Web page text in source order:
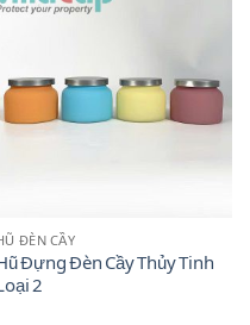
ĐÈN CẦY
Đựng Đèn Cầy Thủy Tinh
2